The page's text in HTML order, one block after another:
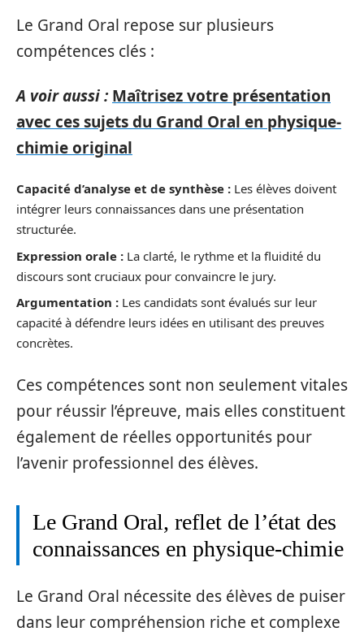
Le Grand Oral repose sur plusieurs
compétences clés :
A voir aussi : Maîtrisez votre présentation
avec ces sujets du Grand Oral en physique-
chimie original
Capacité d’analyse et de synthèse : Les élèves doivent
intégrer leurs connaissances dans une présentation
structurée.
Expression orale : La clarté, le rythme et la fluidité du
discours sont cruciaux pour convaincre le jury.
Argumentation : Les candidats sont évalués sur leur
capacité à défendre leurs idées en utilisant des preuves
concrètes.
Ces compétences sont non seulement vitales
pour réussir l’épreuve, mais elles constituent
également de réelles opportunités pour
l’avenir professionnel des élèves.
Le Grand Oral, reflet de l’état des
connaissances en physique-chimie
Le Grand Oral nécessite des élèves de puiser
dans leur compréhension riche et complexe